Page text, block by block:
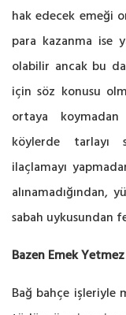
hak edecek emeği
para kazanma ise
olabilir ancak bu
için söz konusu
ortaya koymadan
köylerde tarlayı
ilaçlamayı
sabah uykusundan
Bazen Emek Yetmez
Bağ bahçe işleriyle